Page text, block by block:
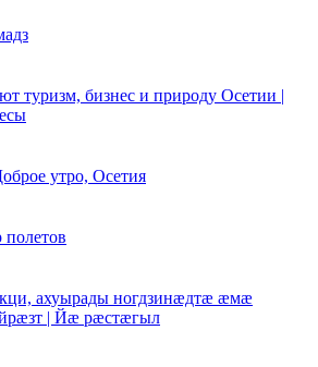
туризм, бизнес и природу Осетии |
утро, Осетия
полетов
ахуырады ногдзинæдтæ æмæ
| Йæ рæстæгыл